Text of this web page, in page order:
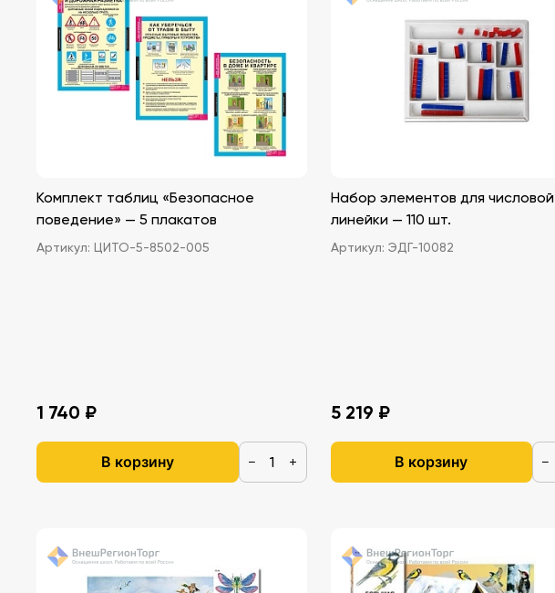
Комплект таблиц «Безопасное
поведение» — 5 плакатов
Артикул: ЦИТО-5-8502-005
1 740 ₽
В корзину − +
Набор элементов для числовой
линейки — 110 шт.
Артикул: ЭДГ-10082
5 219 ₽
В корзину −